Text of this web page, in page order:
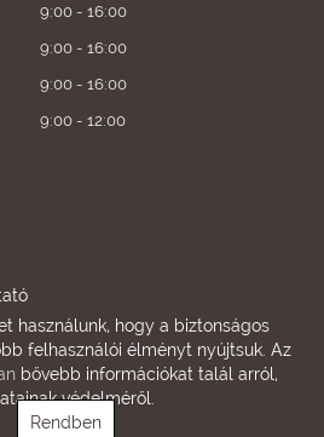
9:00 - 16:00
9:00 - 16:00
9:00 - 16:00
9:00 - 12:00
használunk, hogy a biztonságos
felhasználói élményt nyújtsuk. Az
bővebb információkat talál arról,
védelméről.
Rendben